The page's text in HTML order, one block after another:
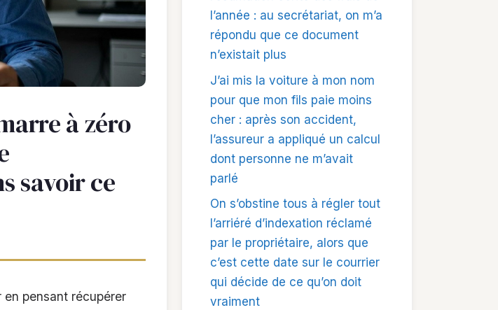
à zéro
savoir ce
pensant récupérer
l’année : au secrétariat, on m’a
répondu que ce document
n’existait plus
J’ai mis la voiture à mon nom
pour que mon fils paie moins
cher : après son accident,
l’assureur a appliqué un calcul
dont personne ne m’avait
parlé
On s’obstine tous à régler tout
l’arriéré d’indexation réclamé
par le propriétaire, alors que
c’est cette date sur le courrier
qui décide de ce qu’on doit
vraiment